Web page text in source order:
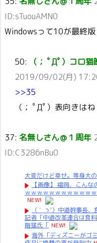
ID:sTuouAMN0
Windowsって10が最終
50:
（； ﾟДﾟ）コロ
2019/09/02(月)
>>35
（； ﾟДﾟ）表向きはね
37: 名無しさん＠１周年
ID:C3286nBu0
大変だけど幸せ。等身大の
【画像】 福岡、こん
ｗｗｗｗｗｗｗｗｗｗｗ
NEW!
（ ´_ゝ`）中道幹事長
記者「中道改革連合は食
階猛氏「 NEW!
海外「ディズニーがゴ